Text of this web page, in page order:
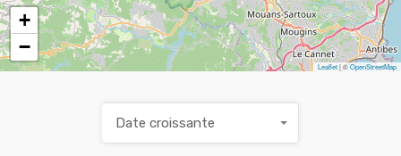
+
−
Leaflet| ©OpenStreetMap
Date croissante